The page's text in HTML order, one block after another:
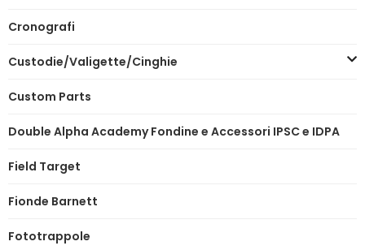
Cronografi
Custodie/Valigette/Cinghie
Custom Parts
Double Alpha Academy Fondine e Accessori IPSC e IDPA
Field Target
Fionde Barnett
Fototrappole